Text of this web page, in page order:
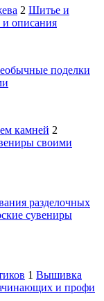
2 Шитье и
и описания
поделки
камней 2
своими
разделочных
сувениры
1 Вышивка
и профи